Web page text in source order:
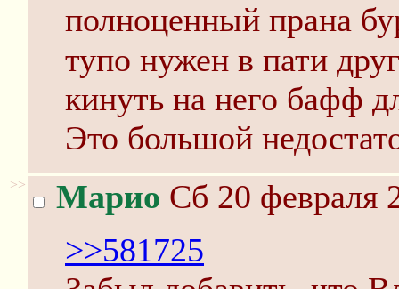
полноценный прана
тупо нужен в пати
кинуть на него бафф
Это большой
>> Марио Сб 20 февраля
>>581725